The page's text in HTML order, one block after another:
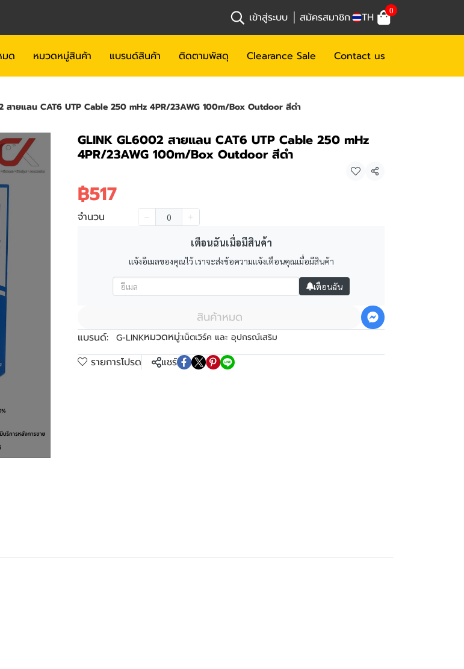
เข้าสู่ระบบ สมัครสมาชิก TH 0
มด หมวดหมู่สินค้า แบรนด์สินค้า ติดตามพัสดุ Clearance Sale Contact us
สายแลน CAT6 UTP Cable 250 mHz 4PR/23AWG 100m/Box Outdoor สีดำ
GLINK GL6002 สายแลน CAT6 UTP Cable 250 mHz
4PR/23AWG 100m/Box Outdoor สีดำ
แชร์
฿517
จำนวน
เตือนฉันเมื่อมีสินค้า
แจ้งอีเมลของคุณไว้ เราจะส่งข้อความแจ้งเตือนคุณเมื่อมีสินค้า
เตือนฉัน
สินค้าหมด
แบรนด์: G-LINKหมวดหมู่:เน็ตเวิร์ค และ อุปกรณ์เสริม
รายการโปรด แชร์